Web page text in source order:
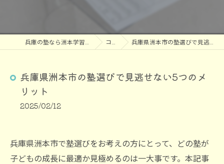
兵庫の塾なら洲本学習サポートセンター コラム 兵庫県洲本市の塾選びで見逃せない5つのメリット
兵庫県洲本市の塾選びで見逃せない5つのメ
リット
2025/02/12
兵庫県洲本市で塾選びをお考えの方にとって、どの塾が
子どもの成長に最適か見極めるのは一大事です。本記事